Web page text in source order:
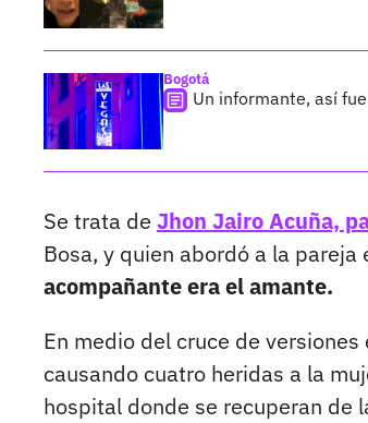
Bogotá
Un informante, así
Se trata de Jhon Jairo Acuña,
Bosa, y quien abordó a la
acompañante era el amante.
En medio del cruce de
causando cuatro heridas a la
hospital donde se recuperan de